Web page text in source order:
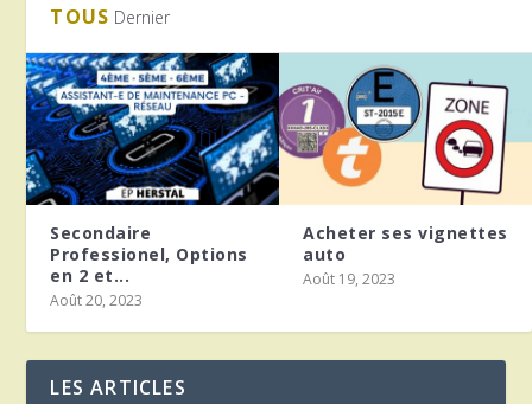
TOUS Dernier
Secondaire
Professionel, Options
en 2 et...
Août 20, 2023
Acheter ses vignettes
auto
Août 19, 2023
LES ARTICLES